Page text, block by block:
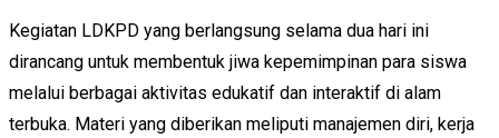
Kegiatan LDKPD yang berlangsung selama dua hari ini
dirancang untuk membentuk jiwa kepemimpinan para siswa
melalui berbagai aktivitas edukatif dan interaktif di alam
terbuka. Materi yang diberikan meliputi manajemen diri, kerja